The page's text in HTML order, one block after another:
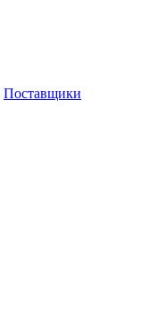
Поставщики